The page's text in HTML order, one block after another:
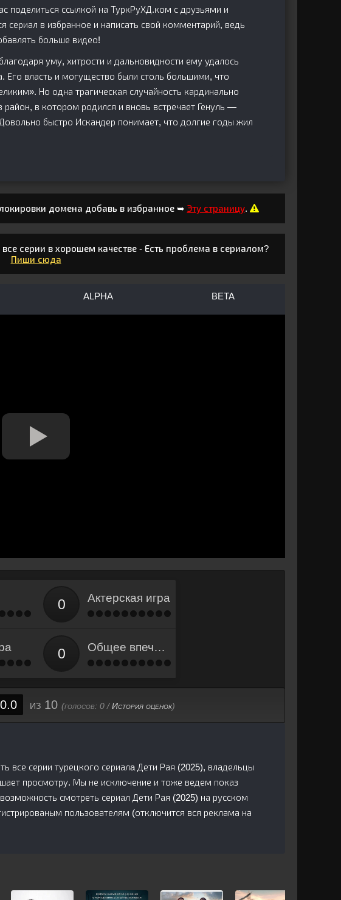
поделиться ссылкой на ТуркРуХД.ком с друзьями и
в избранное и написать свой комментарий, ведь
больше видео!
уму, хитрости и дальновидности ему удалось
Его власть и могущество были столь большими, что
Но одна трагическая случайность кардинально
в котором родился и вновь встречает Генуль —
быстро Искандер понимает, что долгие годы жил
домена добавь в избранное ➥ Эту страницу.
серии в хорошем качестве - Есть проблема в сериалом?
Пиши сюда
ALPHA BETA
Актерская игра
Общее впечатление
0.0 из 10 (голосов: 0/История оценок)
все серии турецкого сериалa Дети Рая (2025), владельцы
просмотру. Мы не исключение и тоже ведем показ
смотреть сериал Дети Рая (2025) на русском
пользователям (отключится вся реклама на